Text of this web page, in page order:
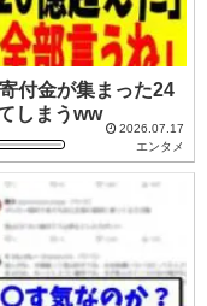
付金が集まった24
しまうww
2026.07.17
エンタメ